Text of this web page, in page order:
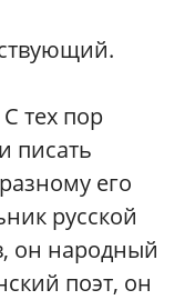
тех пор
писать
его
русской
он народный
поэт, он